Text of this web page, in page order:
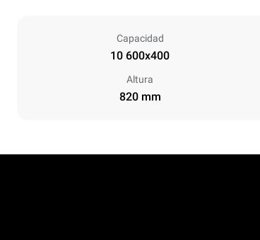
Capacidad
10 600x400
Altura
820 mm